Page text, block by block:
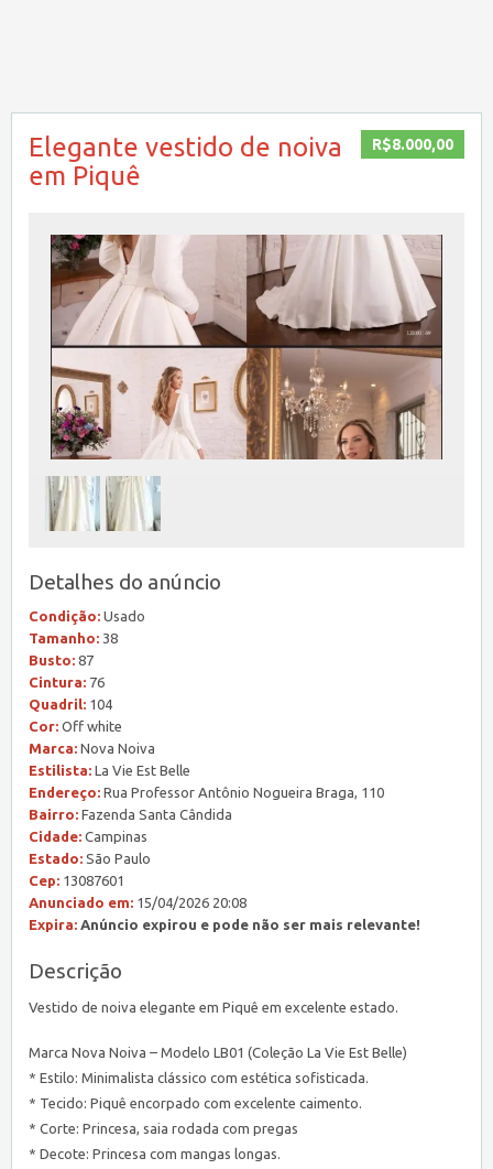
R$8.000,00
Elegante vestido de noiva
em Piquê
Detalhes do anúncio
Condição: Usado
Tamanho: 38
Busto: 87
Cintura: 76
Quadril: 104
Cor: Off white
Marca: Nova Noiva
Estilista: La Vie Est Belle
Endereço: Rua Professor Antônio Nogueira Braga, 110
Bairro: Fazenda Santa Cândida
Cidade: Campinas
Estado: São Paulo
Cep: 13087601
Anunciado em: 15/04/2026 20:08
Expira: Anúncio expirou e pode não ser mais relevante!
Descrição
Vestido de noiva elegante em Piquê em excelente estado.
Marca Nova Noiva – Modelo LB01 (Coleção La Vie Est Belle)
* Estilo: Minimalista clássico com estética sofisticada.
* Tecido: Piquê encorpado com excelente caimento.
* Corte: Princesa, saia rodada com pregas
* Decote: Princesa com mangas longas.